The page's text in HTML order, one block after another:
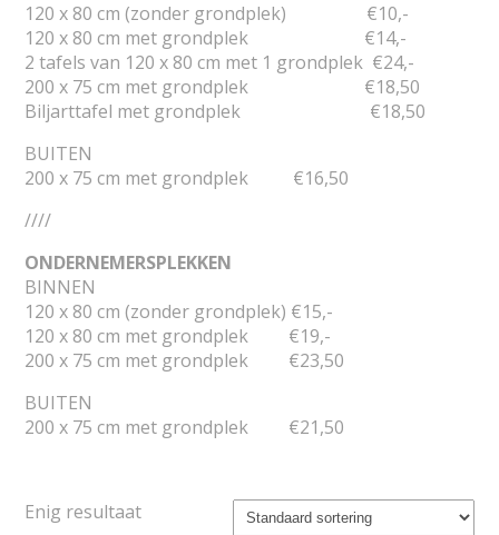
120 x 80 cm (zonder grondplek) €10,-
120 x 80 cm met grondplek €14,-
2 tafels van 120 x 80 cm met 1 grondplek €24,-
200 x 75 cm met grondplek €18,50
Biljarttafel met grondplek €18,50
BUITEN
200 x 75 cm met grondplek €16,50
////
ONDERNEMERSPLEKKEN
BINNEN
120 x 80 cm (zonder grondplek) €15,-
120 x 80 cm met grondplek €19,-
200 x 75 cm met grondplek €23,50
BUITEN
200 x 75 cm met grondplek €21,50
Enig resultaat